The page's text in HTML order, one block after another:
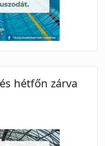
hétfőn zárva